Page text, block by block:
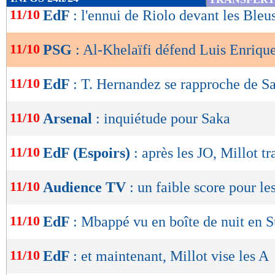
de
OK
11/10 EdF : l'ennui de Riolo devant les
11/10 PSG : Al-Khelaïfi défend Luis
11/10 EdF : T. Hernandez se rapproche de
11/10 Arsenal : inquiétude pour Saka
11/10 EdF (Espoirs) : après les JO, Millot
11/10 Audience TV : un faible score pour
11/10 EdF : Mbappé vu en boîte de nuit en
11/10 EdF : et maintenant, Millot vise les A